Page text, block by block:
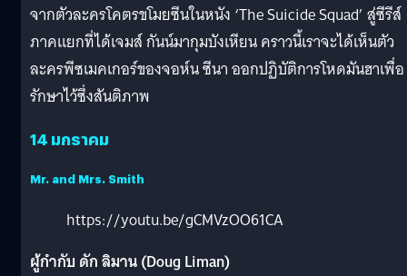
จากตัวละครโคตรขโมยซีนในหนัง ‘The Suicide Squad’ สู่ซีรีส์
ภาคแยกที่ได้เจมส์ กันน์มากุมบังเหียน คราวนี้เราจะได้เห็นตัว
ละครพีซเมคเกอร์ของจอห์น ซีนา ออกปฏิบัติการโหดมันฮาเพื่อ
รักษาไว้ซึ่งสันติภาพ
14 มกราคม
Mr. and Mrs. Smith
https://youtu.be/gCMVzOO61CA
ผู้กำกับ ดัก ลิมาน (Doug Liman)